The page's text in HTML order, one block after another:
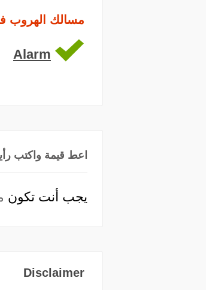
مسالك الهروب
Alarm
اعط قيمة واكتب
يجب أنت تكون
Disclaimer